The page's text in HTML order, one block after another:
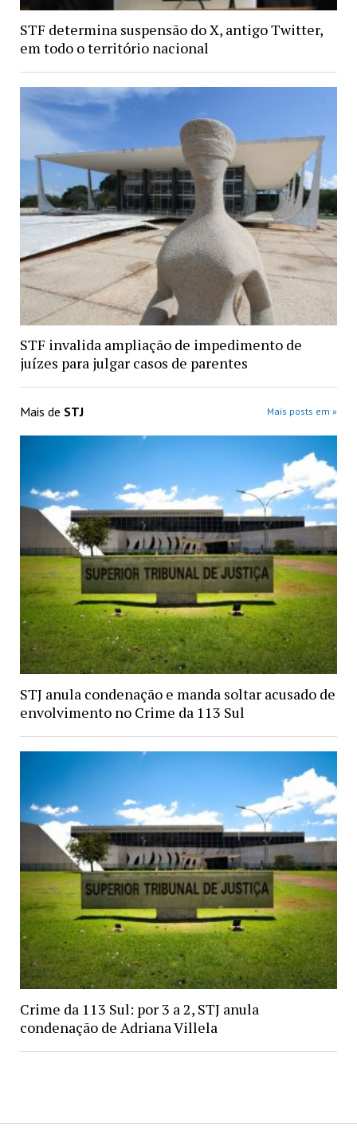
STF determina suspensão do X, antigo Twitter,
em todo o território nacional
STF invalida ampliação de impedimento de
juízes para julgar casos de parentes
Mais de STJ Mais posts em »
STJ anula condenação e manda soltar acusado de
envolvimento no Crime da 113 Sul
Crime da 113 Sul: por 3 a 2, STJ anula
condenação de Adriana Villela